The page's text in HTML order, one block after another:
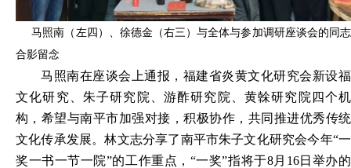
马照南（左四）、徐德金（右三）与全体与参加调研座谈会的同志
合影留念
马照南在座谈会上通报，福建省炎黄文化研究会新设福
文化研究、 朱子研究院、游酢研究院、黄榦研究院 四个机
构，希望与南平市加强对接，积极协作，共同推进优秀传统
文化传承发展。林文志分享了南平市朱子文化研究会今年“一
奖一书一节一院”的工作重点，“一奖”指将于8月16日举办的